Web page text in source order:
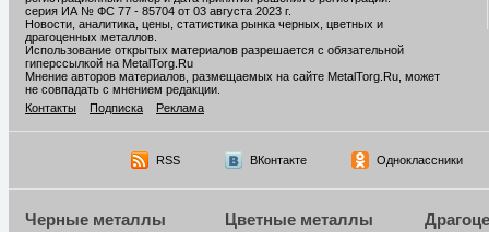
серия ИА № ФС 77 - 85704 от 03 августа 2023 г.
Новости, аналитика, цены, статистика рынка черных, цветных и
драгоценных металлов.
Использование открытых материалов разрешается с обязательной
гиперссылкой на MetalTorg.Ru
Мнение авторов материалов, размещаемых на сайте MetalTorg.Ru, может
не совпадать с мнением редакции.
Контакты
Подписка Реклама
RSS ВКонтакте Одноклассники
Черные металлы Цветные металлы